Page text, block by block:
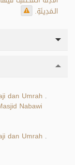
الـمَدِينَةِ.
dan Umrah
Nabawi
dan Umrah